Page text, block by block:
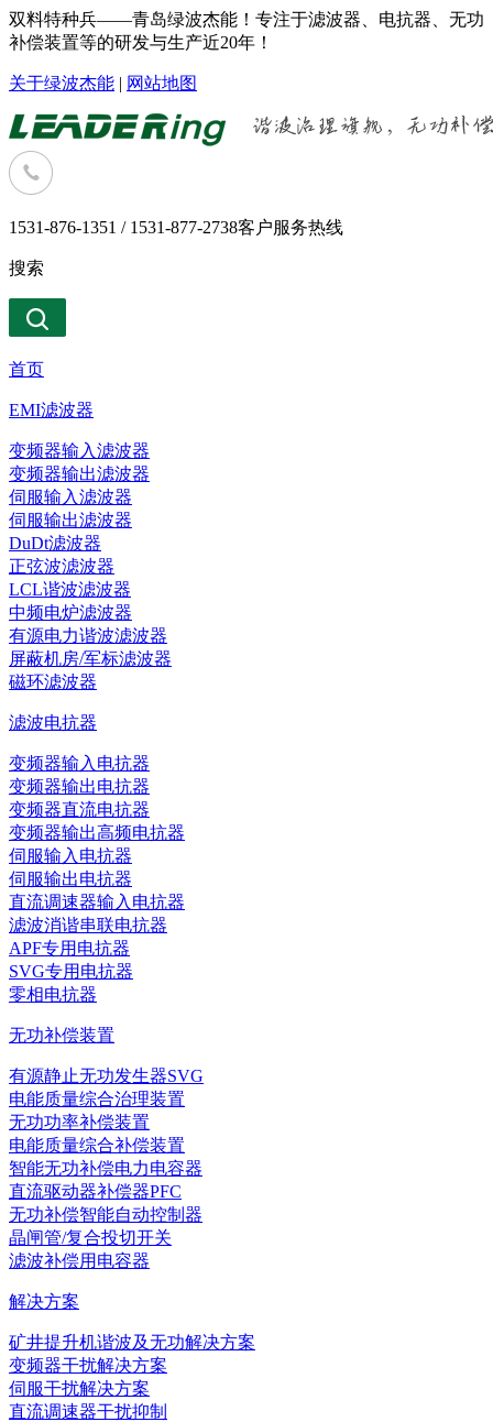
双料特种兵——青岛绿波杰能！专注于滤波器、电抗器、无功
补偿装置等的研发与生产近20年！
关于绿波杰能 | 网站地图
1531-876-1351 / 1531-877-2738客户服务热线
搜索
首页
EMI滤波器
变频器输入滤波器
变频器输出滤波器
伺服输入滤波器
伺服输出滤波器
DuDt滤波器
正弦波滤波器
LCL谐波滤波器
中频电炉滤波器
有源电力谐波滤波器
屏蔽机房/军标滤波器
磁环滤波器
滤波电抗器
变频器输入电抗器
变频器输出电抗器
变频器直流电抗器
变频器输出高频电抗器
伺服输入电抗器
伺服输出电抗器
直流调速器输入电抗器
滤波消谐串联电抗器
APF专用电抗器
SVG专用电抗器
零相电抗器
无功补偿装置
有源静止无功发生器SVG
电能质量综合治理装置
无功功率补偿装置
电能质量综合补偿装置
智能无功补偿电力电容器
直流驱动器补偿器PFC
无功补偿智能自动控制器
晶闸管/复合投切开关
滤波补偿用电容器
解决方案
矿井提升机谐波及无功解决方案
变频器干扰解决方案
伺服干扰解决方案
直流调速器干扰抑制